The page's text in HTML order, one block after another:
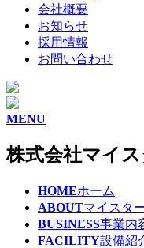
会社概要
お知らせ
採用情報
お問い合わせ
MENU
株式会社マイ
HOMEホーム
ABOUTマイスタ
BUSINESS事業内
FACILITY設備紹